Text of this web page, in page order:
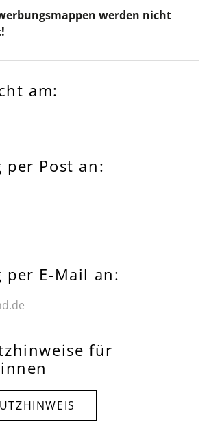
werden nicht
am:
per Post an:
per E-Mail an:
für